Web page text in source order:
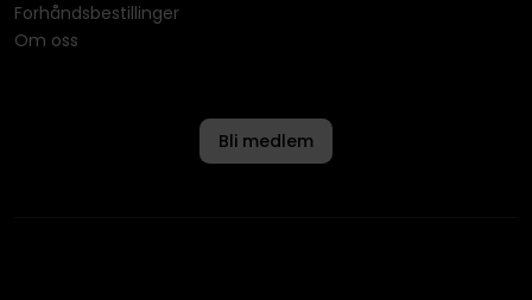
Forhåndsbestillinger
Om oss
Bli medlem